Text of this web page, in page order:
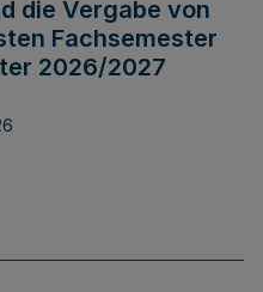
die Vergabe von
Fachsemester
2026/2027